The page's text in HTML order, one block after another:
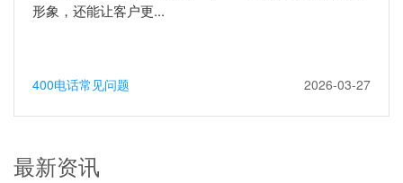
形象，还能让客户更...
400电话常见问题 2026-03-27
最新资讯